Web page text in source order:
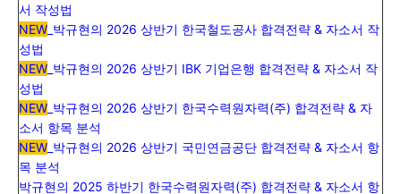
서 작성법
NEW 박규현의 2026 상반기 한국철도공사 합격전략 & 자소서 작
성법
NEW 박규현의 2026 상반기 IBK 기업은행 합격전략 & 자소서 작
성법
NEW 박규현의 2026 상반기 한국수력원자력(주) 합격전략 & 자
소서 항목 분석
NEW _박규현의 2026 상반기 국민연금공단 합격전략 & 자소서 항
목 분석
박규현의 2025 하반기 한국수력원자력(주) 합격전략 & 자소서 항